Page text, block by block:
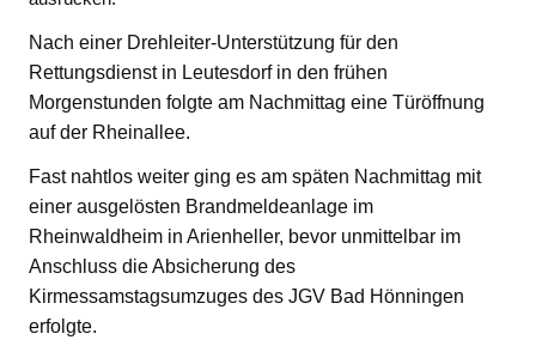
Nach einer Drehleiter-Unterstützung für den
Rettungsdienst in Leutesdorf in den frühen
Morgenstunden folgte am Nachmittag eine Türöffnung
auf der Rheinallee.
Fast nahtlos weiter ging es am späten Nachmittag mit
einer ausgelösten Brandmeldeanlage im
Rheinwaldheim in Arienheller, bevor unmittelbar im
Anschluss die Absicherung des
Kirmessamstagsumzuges des JGV Bad Hönningen
erfolgte.